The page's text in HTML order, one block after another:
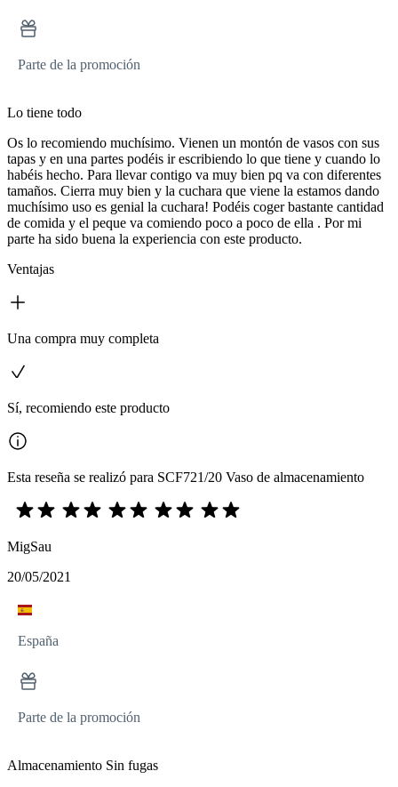
Parte de la promoción
Lo tiene todo
Os lo recomiendo muchísimo. Vienen un montón de vasos con sus
tapas y en una partes podéis ir escribiendo lo que tiene y cuando lo
habéis hecho. Para llevar contigo va muy bien pq va con diferentes
tamaños. Cierra muy bien y la cuchara que viene la estamos dando
muchísimo uso es genial la cuchara! Podéis coger bastante cantidad
de comida y el peque va comiendo poco a poco de ella . Por mi
parte ha sido buena la experiencia con este producto.
Ventajas
Una compra muy completa
Sí, recomiendo este producto
Esta reseña se realizó para SCF721/20 Vaso de almacenamiento
MigSau
20/05/2021
España
Parte de la promoción
Almacenamiento Sin fugas